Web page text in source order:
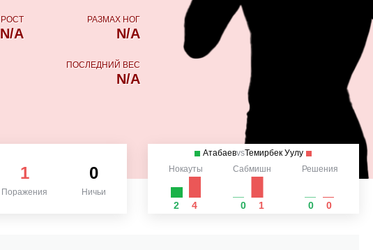
РОСТ
N/A
РАЗМАХ НОГ
N/A
ПОСЛЕДНИЙ ВЕС
N/A
1
Поражения
0
Ничьи
АтабаевvsТемирбек Уулу
Нокауты
2 4
Сабмишн
0 1
Решения
0 0